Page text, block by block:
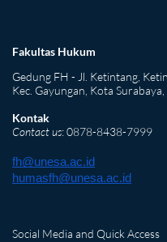
Fakultas Hukum
Gedung FH - Jl. Ketintang,
Kec. Gayungan, Kota
Kontak
Contact us: 0878-8438-7999
fh@unesa.ac.id
humasfh@unesa.ac.id
Social Media and Quick Access